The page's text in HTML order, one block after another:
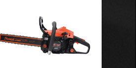
mano durante las largas
control, lo que permite recortes
4. Construcción duradera y de
La sierra de cadena 268 está